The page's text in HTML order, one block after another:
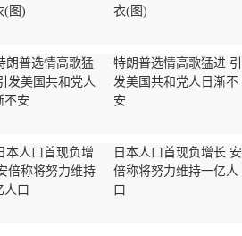
衣(图)
特朗普选情高歌猛进 引
发美国共和党人日渐不
安
日本人口首现负增长 安
倍称将努力维持一亿人
口